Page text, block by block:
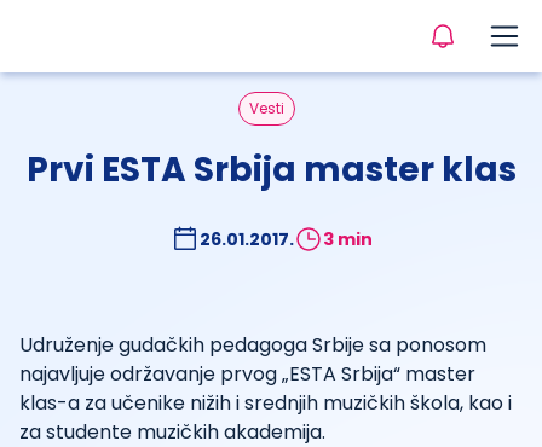
Vesti
Prvi ESTA Srbija master klas
26.01.2017. 3 min
Udruženje gudačkih pedagoga Srbije sa ponosom
najavljuje održavanje prvog „ESTA Srbija“ master
klas-a za učenike nižih i srednjih muzičkih škola, kao i
za studente muzičkih akademija.